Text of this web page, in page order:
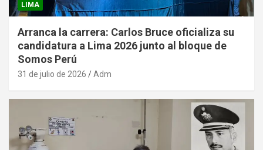
LIMA
Arranca la carrera: Carlos Bruce oficializa su
candidatura a Lima 2026 junto al bloque de
Somos Perú
31 de julio de 2026 Adm